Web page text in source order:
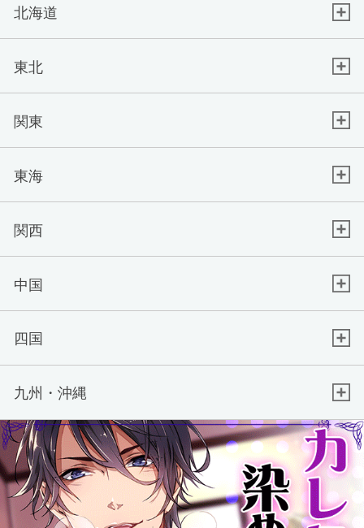
北海道
東北
関東
東海
関西
中国
四国
九州・沖縄